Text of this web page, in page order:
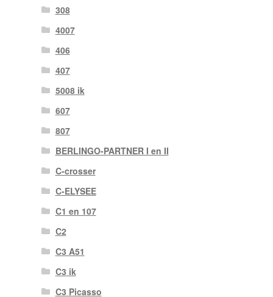
308
4007
406
407
5008 ik
607
807
BERLINGO-PARTNER I en II
C-crosser
C-ELYSEE
C1 en 107
C2
C3 A51
C3 ik
C3 Picasso